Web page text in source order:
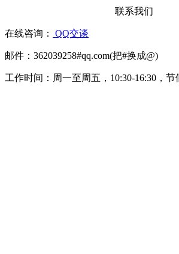
联系我们
在线咨询： QQ交谈
邮件：362039258#qq.com(把#换成@)
工作时间：周一至周五，10:30-16:30，节